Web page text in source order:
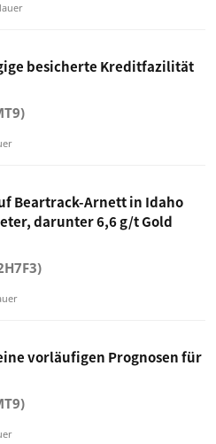
besicherte Kreditfazilität
Beartrack-Arnett in Idaho
darunter 6,6 g/t Gold
vorläufigen Prognosen für